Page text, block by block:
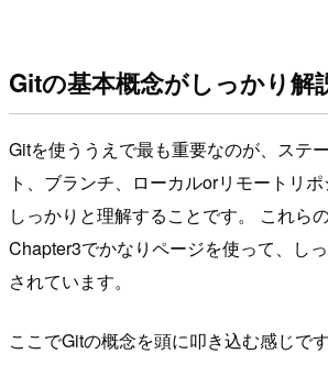
Gitの基本概念がしっかり解
Gitを使ううえで最も重要なのが、ステ
ト、ブランチ、ローカルorリモートリ
しっかりと理解することです。 これら
Chapter3でかなりページを使って、し
されています。
ここでGitの概念を頭に叩き込む感じです